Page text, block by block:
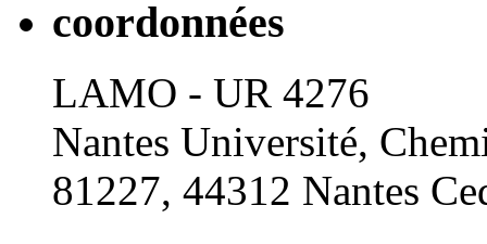
coordonnées
LAMO - UR 4276
Nantes Université,
81227, 44312 Nantes